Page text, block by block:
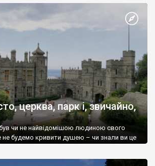
церква, парк і, звичайно,
чи не найвідомішою людиною свого
не будемо кривити душею – чи знали ви це